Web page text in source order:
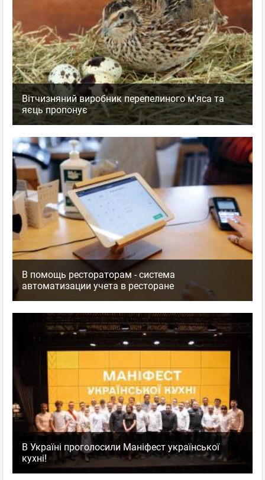
Вітчизняний виробник перепелиного м'яса та
яєць пропонує
В помощь рестораторам - система
автоматизации учета в ресторане
В Україні проголосили Маніфест української
кухні!